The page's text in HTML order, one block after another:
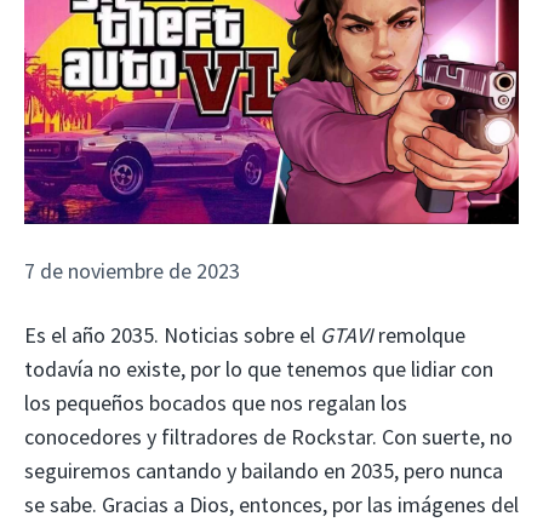
7 de noviembre de 2023
Es el año 2035. Noticias sobre el GTAVIremolque
todavía no existe, por lo que tenemos que lidiar con
los pequeños bocados que nos regalan los
conocedores y filtradores de Rockstar. Con suerte, no
seguiremos cantando y bailando en 2035, pero nunca
se sabe. Gracias a Dios, entonces, por las imágenes del